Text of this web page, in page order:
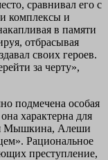
сравнивал его с
комплексы и
в памяти
отбрасывая
своих героев.
за черту»,
подмечена особая
характерна для
Мышкина, Алеши
Рациональное
преступление,